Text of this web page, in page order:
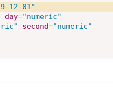
12-01"
day="numeric"
" second="numeric"